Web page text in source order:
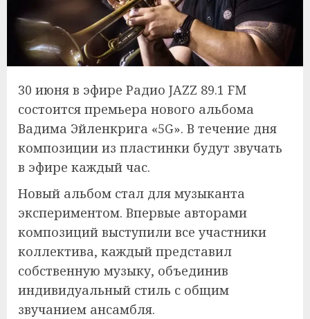
30 июня в эфире Радио JAZZ 89.1 FM
состоится премьера нового альбома
Вадима Эйленкрига «5G». В течение дня
композиции из пластинки будут звучать
в эфире каждый час.
Новый альбом стал для музыканта
экспериментом. Впервые авторами
композиций выступили все участники
коллектива, каждый представил
собственную музыку, объединив
индивидуальный стиль с общим
звучанием ансамбля.